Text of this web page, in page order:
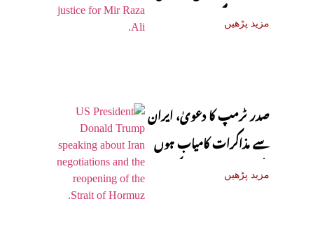
سڑکوں پر آ گئی
مزید پڑھیں
صدر ٹرمپ کا دعویٰ، ایران
سے مذاکرات کامیاب ہوں
گے، آبنائے ہرمز جلد کھل
مزید پڑھیں